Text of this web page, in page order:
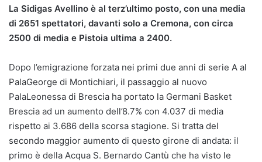
La Sidigas Avellino è al terz’ultimo posto, con una media
di 2651 spettatori, davanti solo a Cremona, con circa
2500 di media e Pistoia ultima a 2400.
Dopo l’emigrazione forzata nei primi due anni di serie A al
PalaGeorge di Montichiari, il passaggio al nuovo
PalaLeonessa di Brescia ha portato la Germani Basket
Brescia ad un aumento dell’8.7% con 4.037 di media
rispetto ai 3.686 della scorsa stagione. Si tratta del
secondo maggior aumento di questo girone di andata: il
primo è della Acqua S. Bernardo Cantù che ha visto le